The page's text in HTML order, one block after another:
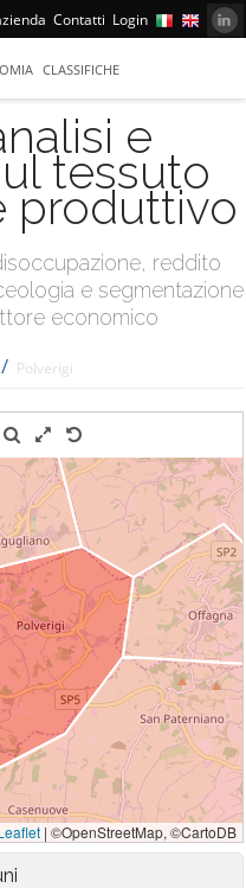
Contatti Login
CLASSIFICHE
e
tessuto
produttivo
reddito
e segmentazione
economico
/ Polverigi